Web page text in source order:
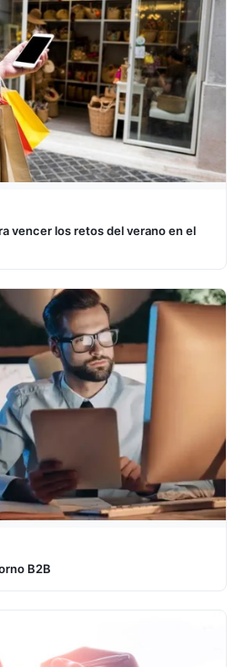
vencer los retos del verano en el
B2B